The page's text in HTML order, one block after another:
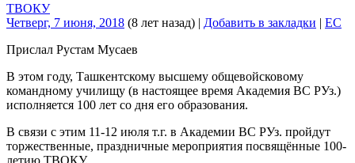
ТВОКУ
Четверг, 7 июня, 2018 (8 лет назад) | Добавить в закладки | EC
Прислал Рустам Мусаев
В этом году, Ташкентскому высшему общевойсковому
командному училищу (в настоящее время Академия ВС РУз.)
исполняется 100 лет со дня его образования.
В связи с этим 11-12 июля т.г. в Академии ВС РУз. пройдут
торжественные, праздничные мероприятия посвящённые 100-
летию ТВОКУ.